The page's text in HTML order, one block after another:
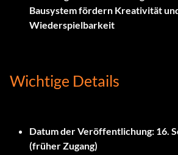
Bausystem fördern Kreativität
Wiederspielbarkeit
Wichtige Details
Datum der Veröffentlichung: 16.
(früher Zugang)